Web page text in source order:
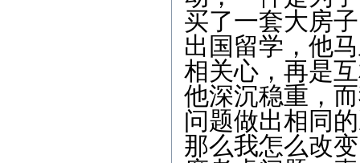
买了一套大房
出国留学，他
相关心，再是
他深沉稳重，
问题做出相同
那么我怎么改